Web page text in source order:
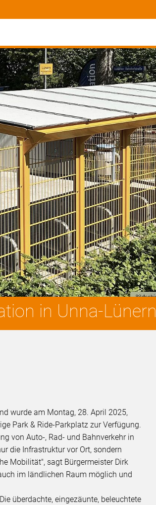
in Unna-Lünern
wurde am Montag, 28. April 2025,
Park & Ride-Parkplatz zur Verfügung.
von Auto-, Rad- und Bahnverkehr in
die Infrastruktur vor Ort, sondern
Mobilität", sagt Bürgermeister Dirk
im ländlichen Raum möglich und
überdachte, eingezäunte, beleuchtete